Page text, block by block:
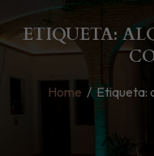
ETIQUETA:
Home / Etiqueta: